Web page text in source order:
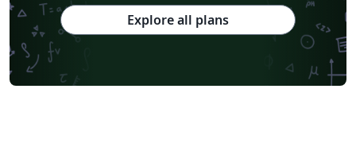
Explore all plans